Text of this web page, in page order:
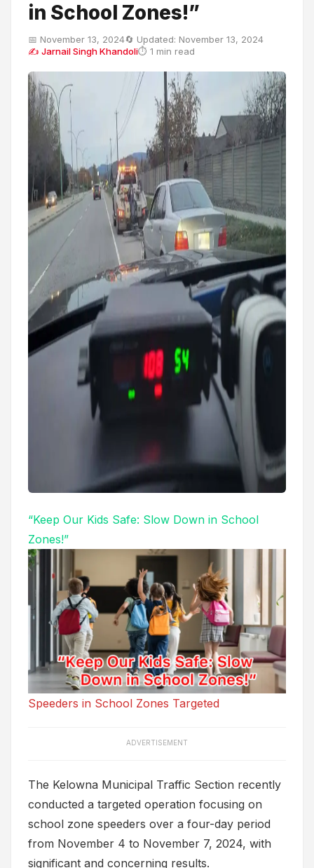
in School Zones!”
📅 November 13, 2024🔄 Updated: November 13, 2024
✍ Jarnail Singh Khandoli⏱ 1 min read
“Keep Our Kids Safe: Slow Down in School
Zones!”
Speeders in School Zones Targeted
ADVERTISEMENT
The Kelowna Municipal Traffic Section recently
conducted a targeted operation focusing on
school zone speeders over a four-day period
from November 4 to November 7, 2024, with
significant and concerning results.